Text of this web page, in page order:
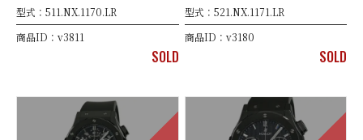
型式：511.NX.1170.LR
商品ID：v3811
SOLD
型式：521.NX.1171.LR
商品ID：v3180
SOLD